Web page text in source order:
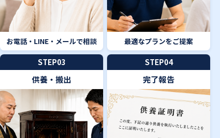
お電話・LINE・メールで相談 最適なプランをご提案
STEP03
供養・搬出
STEP04
完了報告